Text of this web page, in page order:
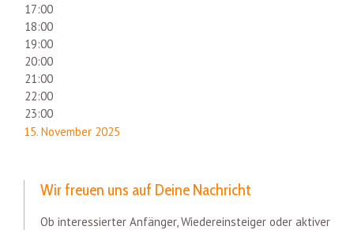
17:00
18:00
19:00
20:00
21:00
22:00
23:00
15. November 2025
Wir freuen uns auf Deine Nachricht
Ob interessierter Anfänger, Wiedereinsteiger oder aktiver